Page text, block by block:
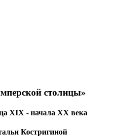
столицы»
ХIХ - начала ХХ века
Костригиной